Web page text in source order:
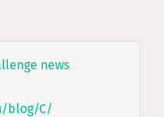
news
blog/C/